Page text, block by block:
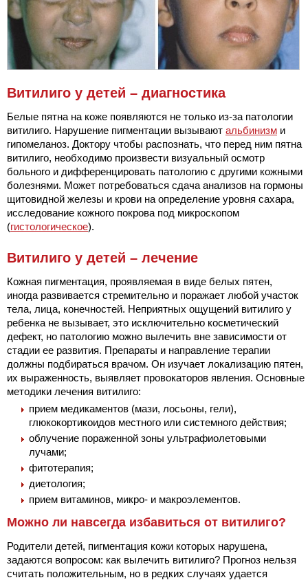
Витилиго у детей – диагностика
Белые пятна на коже появляются не только из-за патологии
витилиго. Нарушение пигментации вызывают альбинизм и
гипомеланоз. Доктору чтобы распознать, что перед ним пятна
витилиго, необходимо произвести визуальный осмотр
больного и дифференцировать патологию с другими кожными
болезнями. Может потребоваться сдача анализов на гормоны
щитовидной железы и крови на определение уровня сахара,
исследование кожного покрова под микроскопом
(гистологическое).
Витилиго у детей – лечение
Кожная пигментация, проявляемая в виде белых пятен,
иногда развивается стремительно и поражает любой участок
тела, лица, конечностей. Неприятных ощущений витилиго у
ребенка не вызывает, это исключительно косметический
дефект, но патологию можно вылечить вне зависимости от
стадии ее развития. Препараты и направление терапии
должны подбираться врачом. Он изучает локализацию пятен,
их выраженность, выявляет провокаторов явления. Основные
методики лечения витилиго:
прием медикаментов (мази, лосьоны, гели),
глюкокортикоидов местного или системного действия;
облучение пораженной зоны ультрафиолетовыми
лучами;
фитотерапия;
диетология;
прием витаминов, микро- и макроэлементов.
Можно ли навсегда избавиться от витилиго?
Родители детей, пигментация кожи которых нарушена,
задаются вопросом: как вылечить витилиго? Прогноз нельзя
считать положительным, но в редких случаях удается